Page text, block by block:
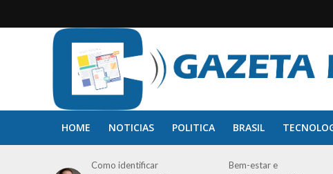
HOME NOTICIAS POLITICA BRASIL
Como identificar
Bem-estar e